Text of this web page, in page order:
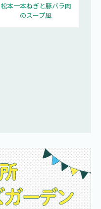
松本一本ねぎと豚バラ肉
のスープ風